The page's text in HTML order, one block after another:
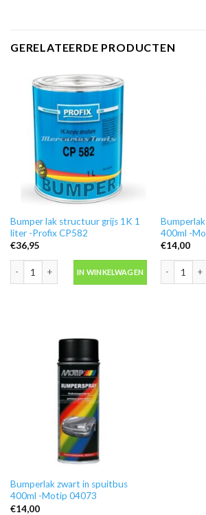
GERELATEERDE PRODUCTEN
Bumper lak structuur grijs 1K 1
liter -Profix CP582
€36,95
IN WINKELWAGEN
400ml -
€14,00
Bumperlak zwart in spuitbus
400ml -Motip 04073
€14,00